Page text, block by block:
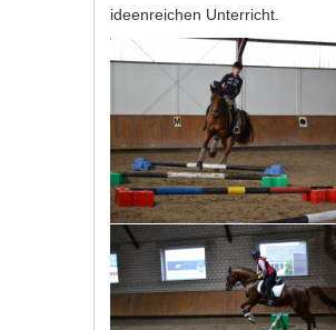
ideenreichen Unterricht.